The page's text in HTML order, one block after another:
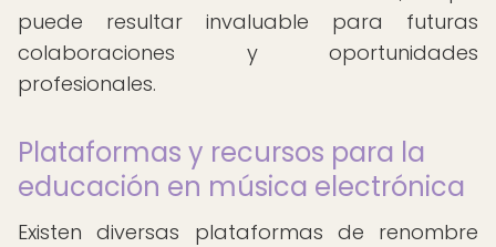
puede resultar invaluable para futuras
colaboraciones y oportunidades
profesionales.
Plataformas y recursos para la
educación en música electrónica
Existen diversas plataformas de renombre